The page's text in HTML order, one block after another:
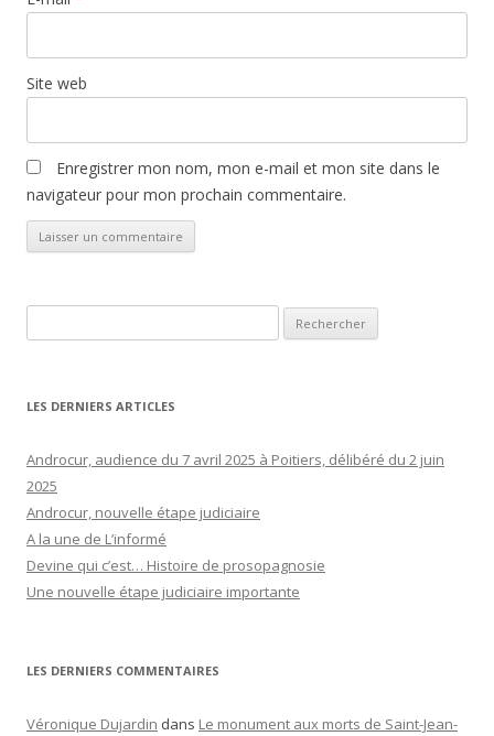
Site web
Enregistrer mon nom, mon e-mail et mon site dans le
navigateur pour mon prochain commentaire.
LES DERNIERS ARTICLES
Androcur, audience du 7 avril 2025 à Poitiers, délibéré du 2 juin
2025
Androcur, nouvelle étape judiciaire
A la une de L’informé
Devine qui c’est… Histoire de prosopagnosie
Une nouvelle étape judiciaire importante
LES DERNIERS COMMENTAIRES
Véronique Dujardin dans Le monument aux morts de Saint-Jean-